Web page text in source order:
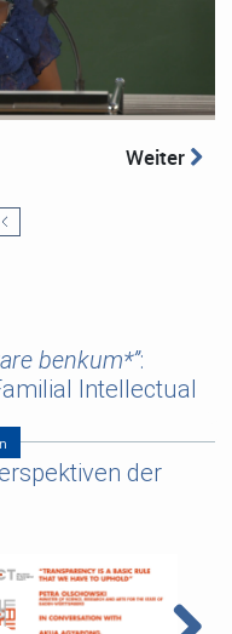
Weiter
benkum*”:
Intellectual
the right; the right
Ampofo (University of
der